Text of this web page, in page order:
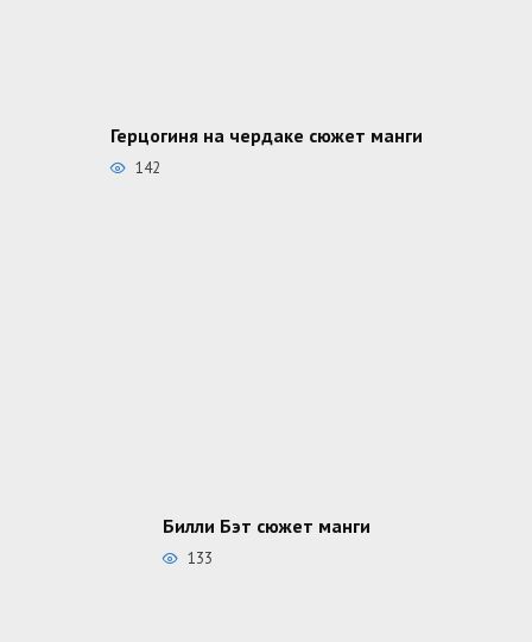
Герцогиня на чердаке сюжет манги
142
Билли Бэт сюжет манги
133